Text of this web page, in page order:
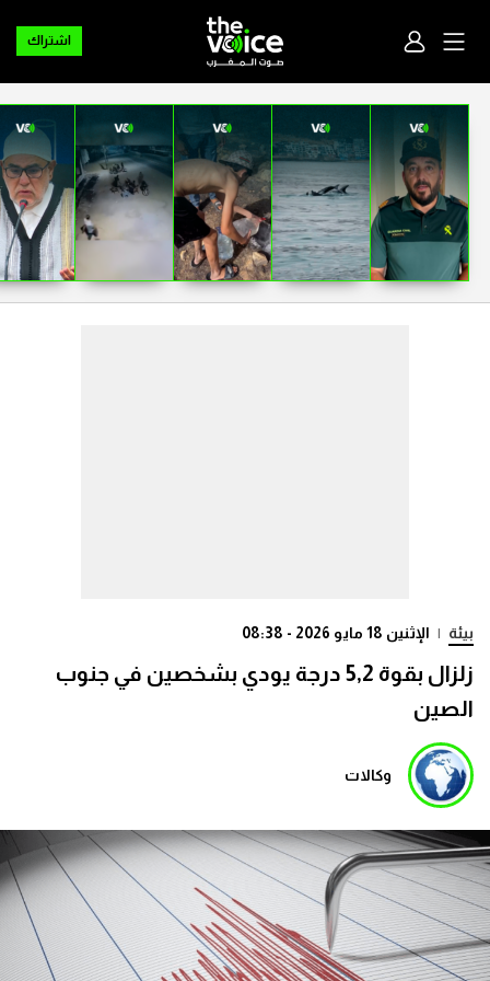
اشتراك
بيئة | الإثنين 18 مايو 2026 - 08:38
زلزال بقوة 5,2 درجة يودي بشخصين في جنوب
الصين
وكالات